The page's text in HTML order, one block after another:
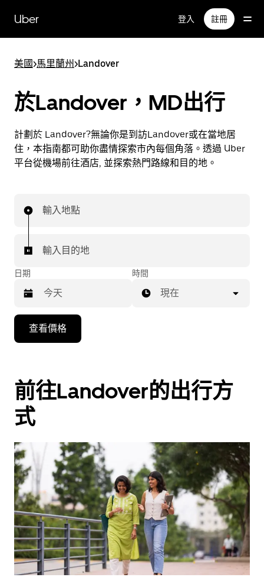
Uber 登入 註冊
美國>馬里蘭州>Landover
於Landover，MD出行
計劃於 Landover?無論你是到訪Landover或在當地居
住，本指南都可助你盡情探索市內每個角落。透過 Uber
平台從機場前往酒店, 並探索熱門路線和目的地。
輸入地點
輸入目的地
日期
下
箭
咀
鍵，
即
使
用
日
曆
和
選
擇
日
期。
時間
現在
查看價格
前往Landover的出行方
式